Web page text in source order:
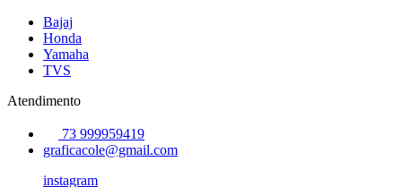
Bajaj
Honda
Yamaha
TVS
Atendimento
73 999959419
graficacole@gmail.com
instagram